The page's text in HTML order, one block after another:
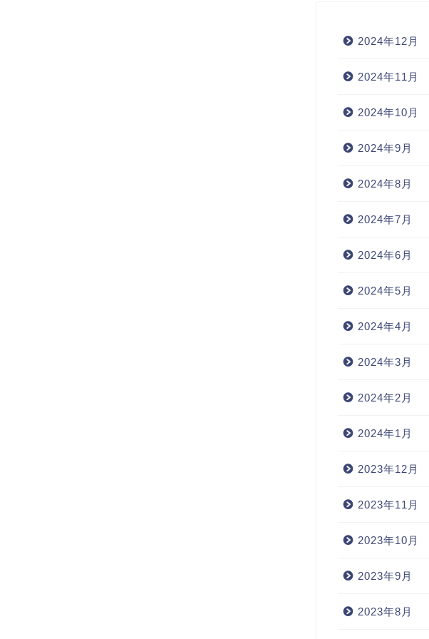
2024年12月
2024年11月
2024年10月
2024年9月
2024年8月
2024年7月
2024年6月
2024年5月
2024年4月
2024年3月
2024年2月
2024年1月
2023年12月
2023年11月
2023年10月
2023年9月
2023年8月